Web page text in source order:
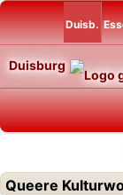
Duisb.
Duisburg
Queere